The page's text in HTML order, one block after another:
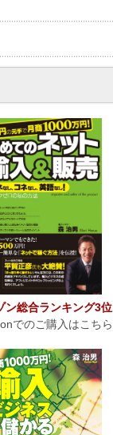
ン総合ランキング3位
でのご購入はこちら